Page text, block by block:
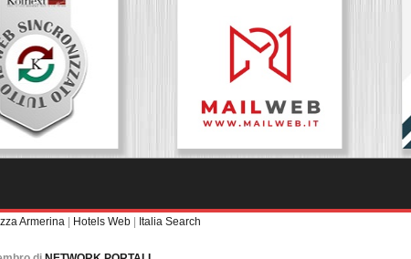
Armerina | Hotels Web | Italia Search